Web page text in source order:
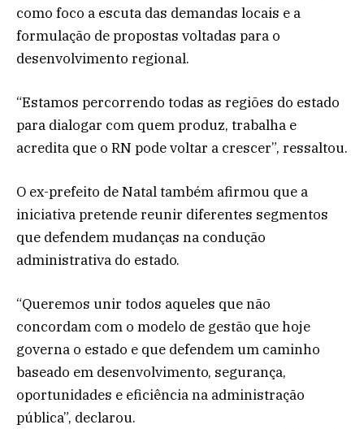
como foco a escuta das demandas locais e a
formulação de propostas voltadas para o
desenvolvimento regional.
“Estamos percorrendo todas as regiões do estado
para dialogar com quem produz, trabalha e
acredita que o RN pode voltar a crescer”, ressaltou.
O ex-prefeito de Natal também afirmou que a
iniciativa pretende reunir diferentes segmentos
que defendem mudanças na condução
administrativa do estado.
“Queremos unir todos aqueles que não
concordam com o modelo de gestão que hoje
governa o estado e que defendem um caminho
baseado em desenvolvimento, segurança,
oportunidades e eficiência na administração
pública”, declarou.